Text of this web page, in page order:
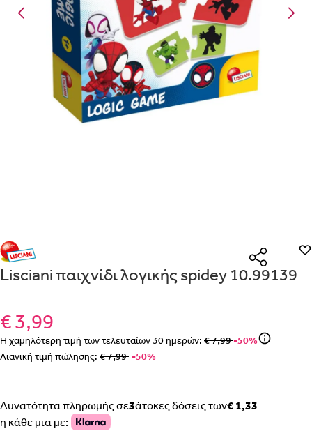
Lisciani παιχνίδι λογικής spidey 10.99139
€ 3,99
Η χαμηλότερη τιμή των τελευταίων30ημερών: € 7,99-50%
Λιανική τιμή πώλησης: € 7,99 -50%
Δυνατότητα πληρωμής σε3άτοκες δόσεις των€ 1,33
η κάθε μια με:
Με την προσφορά
θα λάβεις δωρεάν το είδος με τη χαμηλότερη
τιμή αν αγοράσεις τουλάχιστον
Με την προσφοράκερδίζεις έκπτωσηστο καλάθι, αν αγοράσεις
τουλάχιστονμε την ειδική σήμανση.
Είναι για δώρο;
ΝΑΙ
Λεπτομέρειες που θα ήθελες να γνωρίζουμε για το δώρο σου